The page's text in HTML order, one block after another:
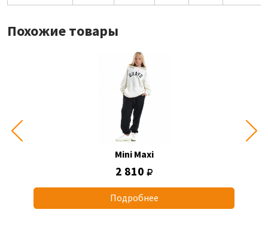
Похожие товары
Mini Maxi
2 810
Подробнее